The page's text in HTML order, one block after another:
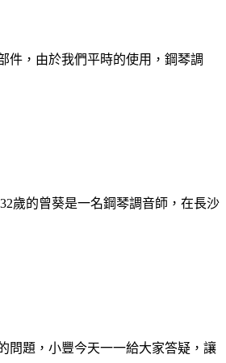
件，由於我們平時的使用，鋼琴調
歲的曾葵是一名鋼琴調音師，在長沙
問題，小豐今天一一給大家答疑，讓